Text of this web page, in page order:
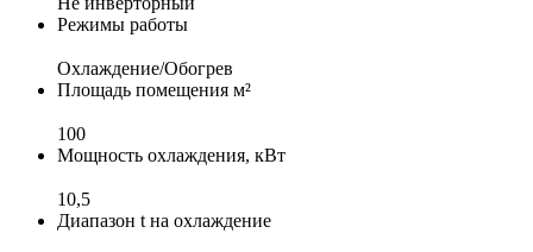
Режимы работы
Охлаждение/Обогрев
Площадь помещения м²
100
Мощность охлаждения, кВт
10,5
Диапазон t на охлаждение